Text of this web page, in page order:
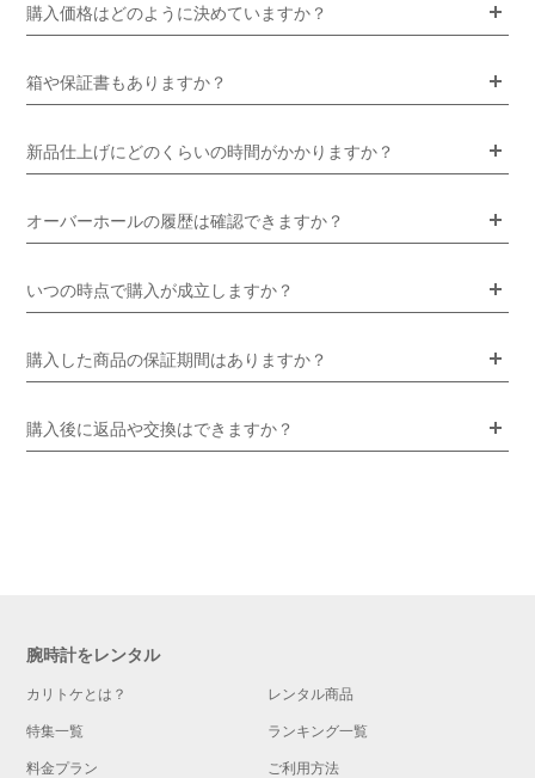
購入価格はどのように決めていますか？
箱や保証書もありますか？
新品仕上げにどのくらいの時間がかかりますか？
オーバーホールの履歴は確認できますか？
いつの時点で購入が成立しますか？
購入した商品の保証期間はありますか？
購入後に返品や交換はできますか？
腕時計をレンタル
カリトケとは？ レンタル商品
特集一覧 ランキング一覧
料金プラン ご利用方法